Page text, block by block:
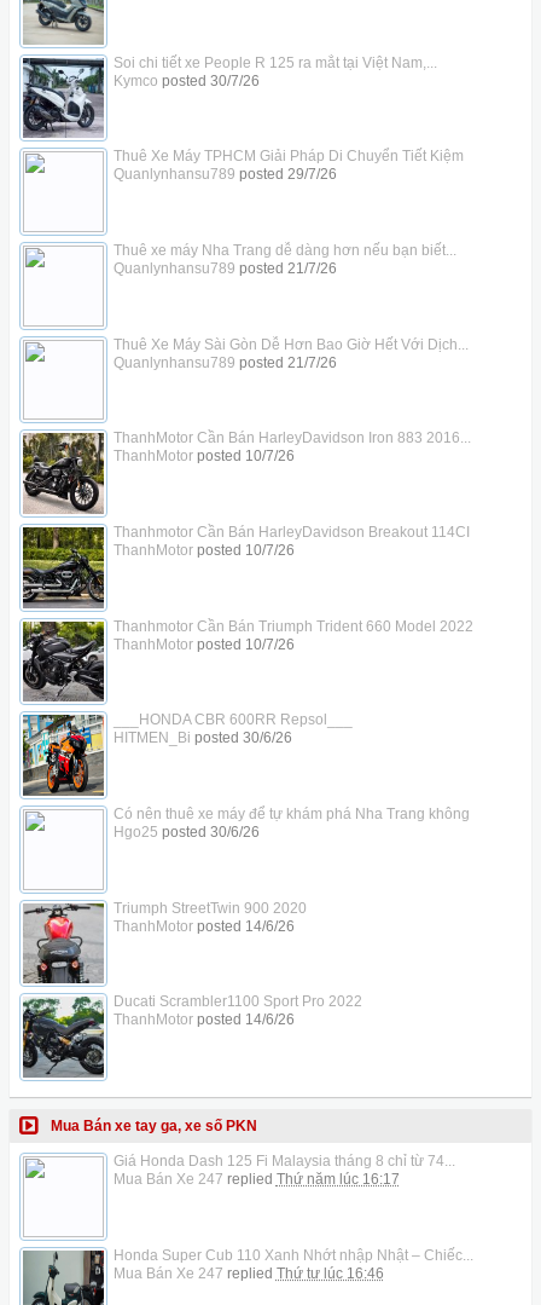
Soi chi tiết xe People R 125 ra mắt tại Việt Nam,...
Kymco posted 30/7/26
Thuê Xe Máy TPHCM Giải Pháp Di Chuyển Tiết Kiệm
Quanlynhansu789 posted 29/7/26
Thuê xe máy Nha Trang dễ dàng hơn nếu bạn biết...
Quanlynhansu789 posted 21/7/26
Thuê Xe Máy Sài Gòn Dễ Hơn Bao Giờ Hết Với Dịch...
Quanlynhansu789 posted 21/7/26
ThanhMotor Cần Bán HarleyDavidson Iron 883 2016...
ThanhMotorposted 10/7/26
Thanhmotor Cần Bán HarleyDavidson Breakout 114CI
ThanhMotorposted 10/7/26
Thanhmotor Cần Bán Triumph Trident 660 Model 2022
ThanhMotorposted 10/7/26
___HONDA CBR 600RR Repsol___
HITMEN_Bi posted 30/6/26
Có nên thuê xe máy để tự khám phá Nha Trang không
Hgo25 posted 30/6/26
Triumph StreetTwin 900 2020
ThanhMotorposted 14/6/26
Ducati Scrambler1100 Sport Pro 2022
ThanhMotorposted 14/6/26
Mua Bán xe tay ga, xe số PKN
Giá Honda Dash 125 Fi Malaysia tháng 8 chỉ từ 74...
Mua Bán Xe 247 replied Thứ năm lúc 16:17
Honda Super Cub 110 Xanh Nhớt nhập Nhật – Chiếc...
Mua Bán Xe 247 replied Thứ tư lúc 16:46